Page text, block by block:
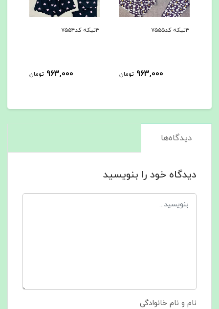
۳تیکه کد۷۵۵۵
963,000 تومان
۳تیکه کد۷۵۵۴
963,000 تومان
دیدگاه‌ها
دیدگاه خود را بنویسید
نام و نام خانوادگی